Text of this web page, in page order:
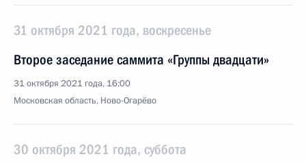
31 октября 2021 года, воскресенье
Второе заседание саммита «Группы двадцати»
31 октября 2021 года, 16:00
Московская область, Ново-Огарёво
30 октября 2021 года, суббота